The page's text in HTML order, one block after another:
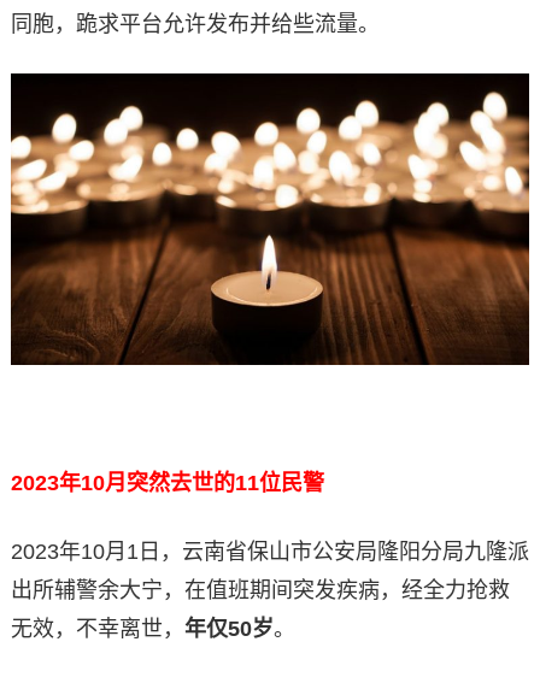
同胞，跪求平台允许发布并给些流量。
2023年10月突然去世的11位民警
2023年10月1日，云南省保山市公安局隆阳分局九隆派
出所辅警余大宁，在值班期间突发疾病，经全力抢救
无效，不幸离世， 年仅50岁。